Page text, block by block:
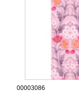
00003086